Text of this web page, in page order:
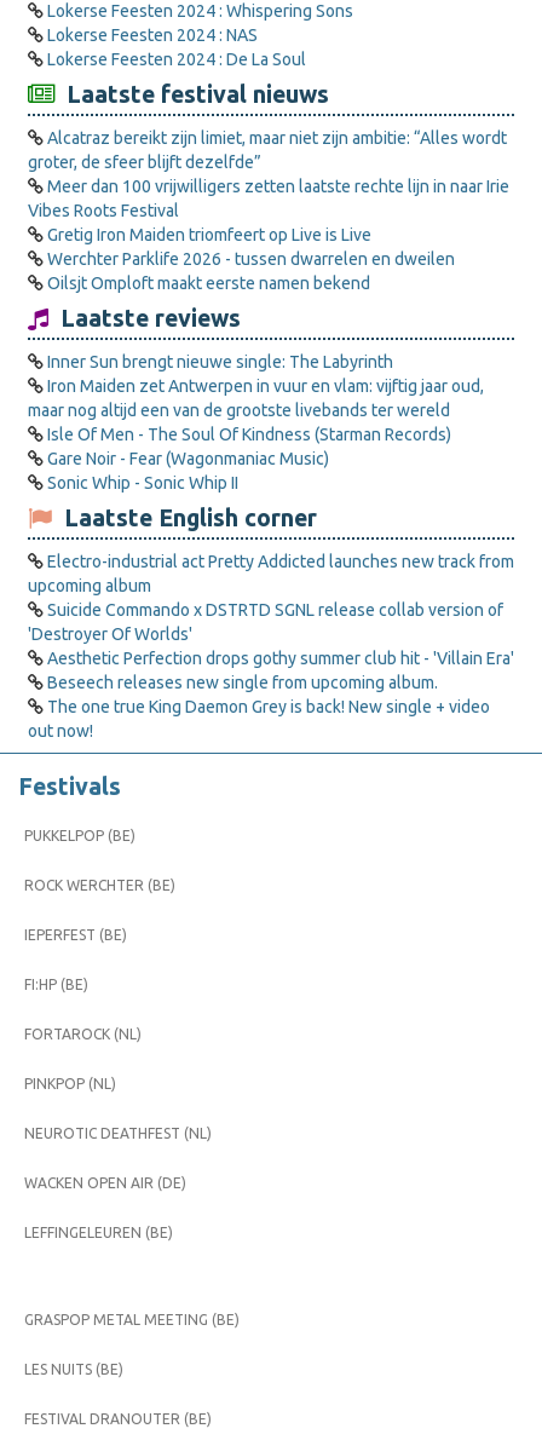
Lokerse Feesten 2024 : Whispering Sons
Lokerse Feesten 2024 : NAS
Lokerse Feesten 2024 : De La Soul
Laatste festival nieuws
Alcatraz bereikt zijn limiet, maar niet zijn ambitie: “Alles wordt
groter, de sfeer blijft dezelfde”
Meer dan 100 vrijwilligers zetten laatste rechte lijn in naar Irie
Vibes Roots Festival
Gretig Iron Maiden triomfeert op Live is Live
Werchter Parklife 2026 - tussen dwarrelen en dweilen
Oilsjt Omploft maakt eerste namen bekend
Laatste reviews
Inner Sun brengt nieuwe single: The Labyrinth
Iron Maiden zet Antwerpen in vuur en vlam: vijftig jaar oud,
maar nog altijd een van de grootste livebands ter wereld
Isle Of Men - The Soul Of Kindness (Starman Records)
Gare Noir - Fear (Wagonmaniac Music)
Sonic Whip - Sonic Whip II
Laatste English corner
Electro-industrial act Pretty Addicted launches new track from
upcoming album
Suicide Commando x DSTRTD SGNL release collab version of
'Destroyer Of Worlds'
Aesthetic Perfection drops gothy summer club hit - 'Villain Era'
Beseech releases new single from upcoming album.
The one true King Daemon Grey is back! New single + video
out now!
Festivals
PUKKELPOP (BE)
ROCK WERCHTER (BE)
IEPERFEST (BE)
FI:HP (BE)
FORTAROCK (NL)
PINKPOP (NL)
NEUROTIC DEATHFEST (NL)
WACKEN OPEN AIR (DE)
LEFFINGELEUREN (BE)
GRASPOP METAL MEETING (BE)
LES NUITS (BE)
FESTIVAL DRANOUTER (BE)